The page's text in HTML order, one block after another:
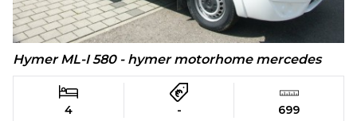
Hymer ML-I 580 - hymer motorhome mercedes
4 - 699